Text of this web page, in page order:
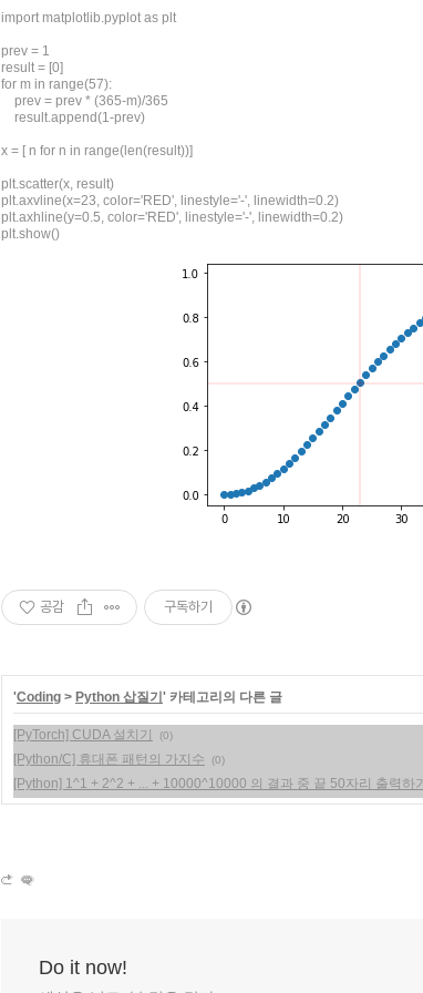
import matplotlib.pyplot as plt
prev = 1
result = [0]
for m in range(57):
    prev = prev * (365-m)/365
    result.append(1-prev)
x = [ n for n in range(len(result))]
plt.scatter(x, result)
plt.axvline(x=23, color='RED', linestyle='-', linewidth=0.2)
plt.axhline(y=0.5, color='RED', linestyle='-', linewidth=0.2)
plt.show()
공감 구독하기
'Coding > Python 삽질기 ' 카테고리의 다른 글
[PyTorch] CUDA 설치기 (0)
[Python/C] 휴대폰 패턴의 가지수 (0)
[Python] 1^1 + 2^2 + ... + 10000^10000 의 결과 중 끝 50자리 출력하기
Do it now!